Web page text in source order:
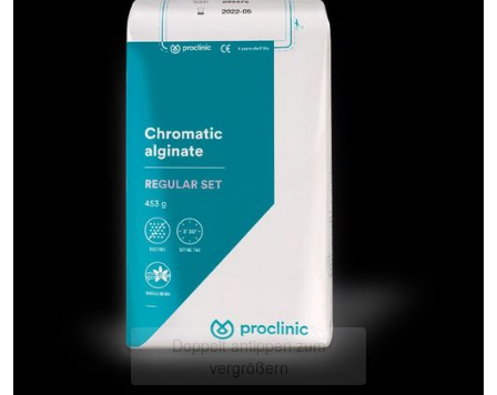
Doppelt antippen zum
vergrößern